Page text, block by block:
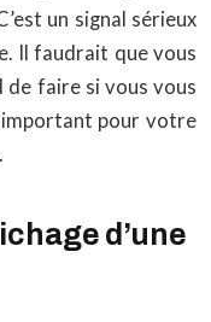
un signal sérieux
Il faudrait que vous
de faire si vous vous
important pour votre
d’une